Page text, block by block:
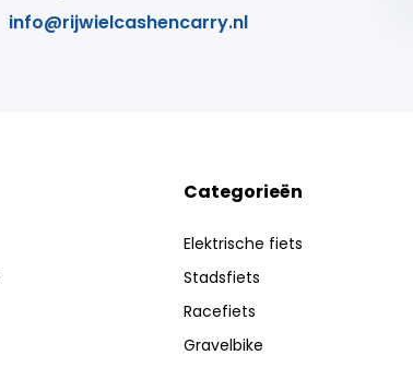
info@rijwielcashencarry.nl
Categorieën
Elektrische fiets
Stadsfiets
Racefiets
Gravelbike